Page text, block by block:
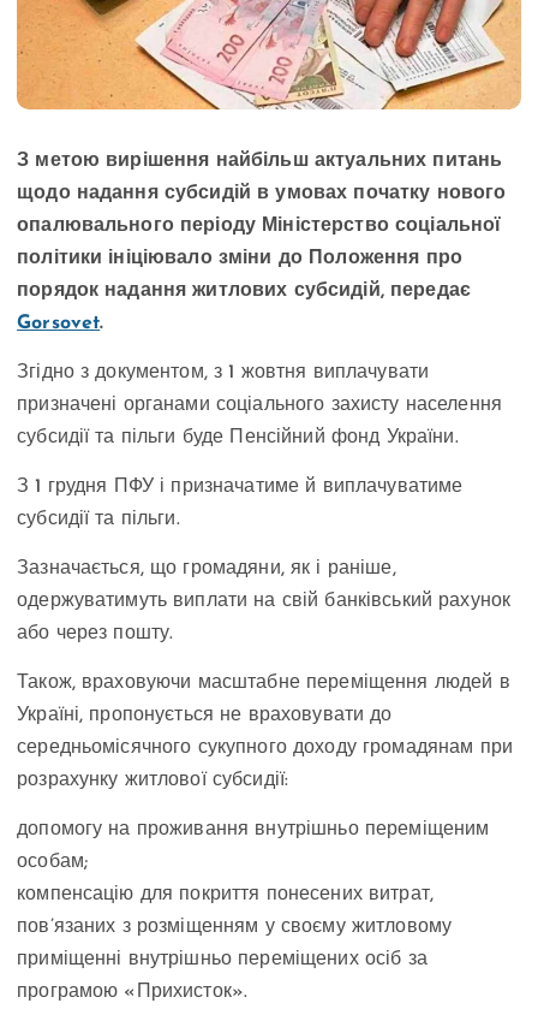
З метою вирішення найбільш актуальних питань
щодо надання субсидій в умовах початку нового
опалювального періоду Міністерство соціальної
політики ініціювало зміни до Положення про
порядок надання житлових субсидій, передає
Gorsovet.
Згідно з документом, з 1 жовтня виплачувати
призначені органами соціального захисту населення
субсидії та пільги буде Пенсійний фонд України.
З 1 грудня ПФУ і призначатиме й виплачуватиме
субсидії та пільги.
Зазначається, що громадяни, як і раніше,
одержуватимуть виплати на свій банківський рахунок
або через пошту.
Також, враховуючи масштабне переміщення людей в
Україні, пропонується не враховувати до
середньомісячного сукупного доходу громадянам при
розрахунку житлової субсидії:
допомогу на проживання внутрішньо переміщеним
особам;
компенсацію для покриття понесених витрат,
пов’язаних з розміщенням у своєму житловому
приміщенні внутрішньо переміщених осіб за
програмою «Прихисток».